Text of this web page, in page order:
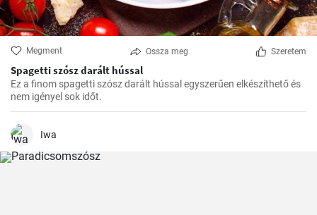
Megment Ossza meg Szeretem
Spagetti szósz darált hússal
Ez a finom spagetti szósz darált hússal egyszerűen elkészíthető és
nem igényel sok időt.
Iwa